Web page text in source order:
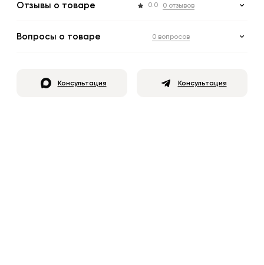
Отзывы о товаре 0.0 0 отзывов
Вопросы о товаре 0 вопросов
Консультация Консультация